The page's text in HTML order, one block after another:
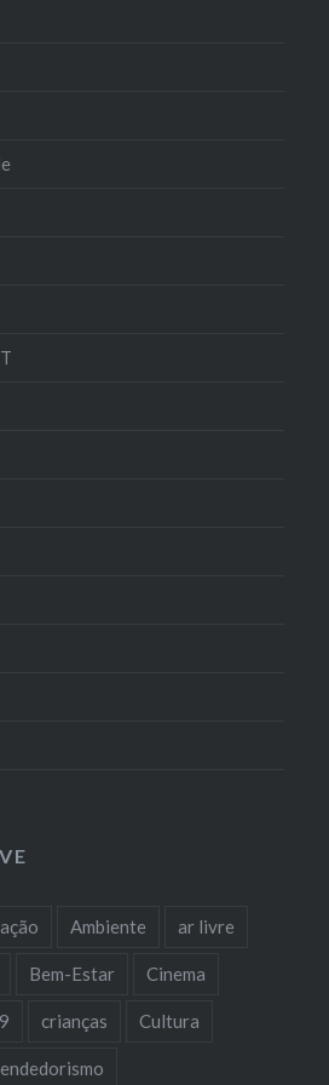
Ambiente ar livre
Bem-Estar Cinema
crianças Cultura